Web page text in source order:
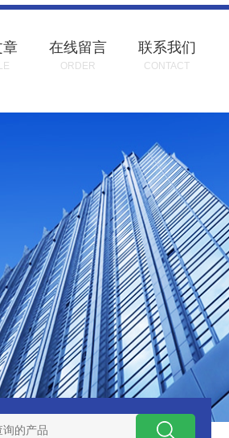
章 在线留言
ORDER
联系我们
CONTACT
LNHZ-1200可倾斜式回转炉